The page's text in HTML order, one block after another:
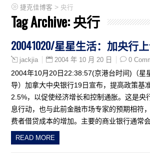
捷克佳博客 > 央行
Tag Archive:央行
20041020/星星生活：加央行
jackjia 2004 年 10 月 20 日 0
2004年10月20日22:38:57(京港台时间)（星
导）加拿大中央银行19日宣布，提高政策基
2.5%，以促使经济增长和控制通胀。这是央
息行动，也与此前金融市场专家的预期相符
费者借贷成本的增加。主要的商业银行通常
READ MORE